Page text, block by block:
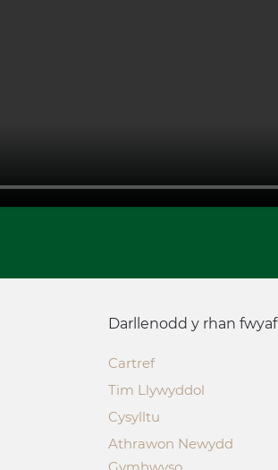
Darllenodd y rhan fwyaf
Cartref
Tim Llywyddol
Cysylltu
Athrawon Newydd